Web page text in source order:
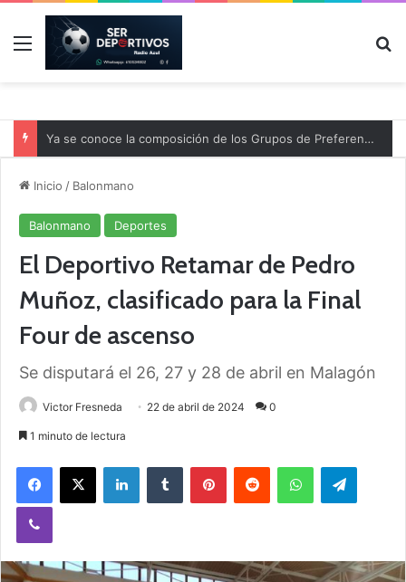
Menú
Ya se conoce la composición de los Grupos de Preferente y el calendario
Inicio / Balonmano
Balonmano Deportes
El Deportivo Retamar de Pedro
Muñoz, clasificado para la Final
Four de ascenso
Se disputará el 26, 27 y 28 de abril en Malagón
Victor Fresneda 22 de abril de 2024 0
1 minuto de lectura